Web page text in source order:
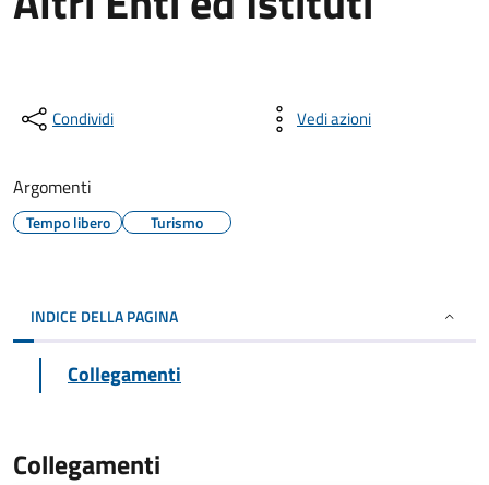
Condividi Vedi azioni
Argomenti
Tempo libero Turismo
INDICE DELLA PAGINA
Collegamenti
Collegamenti